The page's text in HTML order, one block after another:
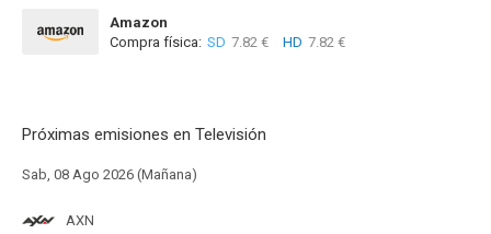
Amazon
Compra física: SD 7.82 € HD 7.82 €
Próximas emisiones en Televisión
Sab, 08 Ago 2026 (Mañana)
AXN